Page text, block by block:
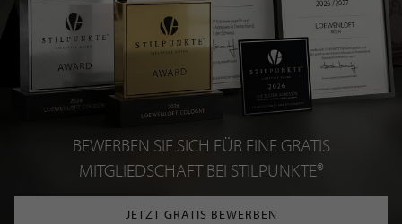
BEWERBEN SIE SICH FÜR EINE GRATIS
MITGLIEDSCHAFT BEI STILPUNKTE®
JETZT GRATIS BEWERBEN